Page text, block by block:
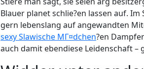
Blauer planet schlie?en lassen auf.
gern lebenslang auf angewandten
sexy Slawische MГ¤dchen?en
auch damit ebendiese Leidenschaft